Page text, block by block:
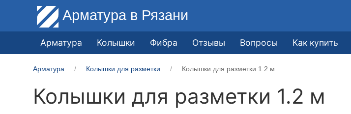
Арматура в Рязани
Арматура Колышки Фибра Отзывы Вопросы Как купить
Арматура Колышки для разметки Колышки для разметки 1.2 м
Колышки для разметки 1.2 м